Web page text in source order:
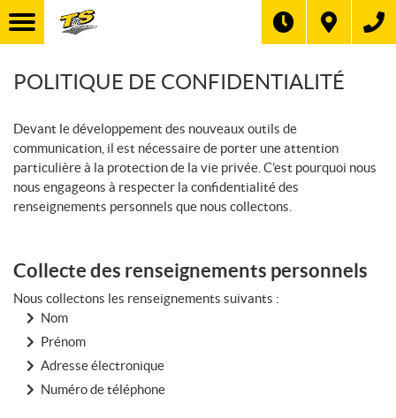
POLITIQUE DE CONFIDENTIALITÉ
Devant le développement des nouveaux outils de
communication, il est nécessaire de porter une attention
particulière à la protection de la vie privée. C’est pourquoi nous
nous engageons à respecter la confidentialité des
renseignements personnels que nous collectons.
Collecte des renseignements personnels
Nous collectons les renseignements suivants :
Nom
Prénom
Adresse électronique
Numéro de téléphone